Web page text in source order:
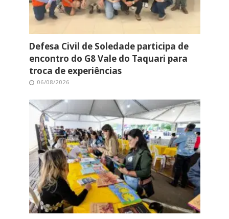
Defesa Civil de Soledade participa de
encontro do G8 Vale do Taquari para
troca de experiências
06/08/2026